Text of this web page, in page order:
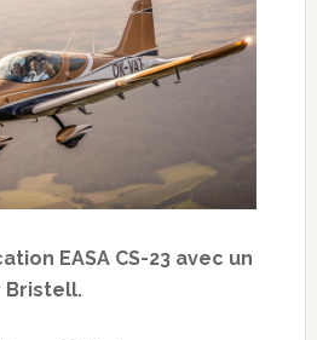
EASA CS-23 avec un
Bristell.